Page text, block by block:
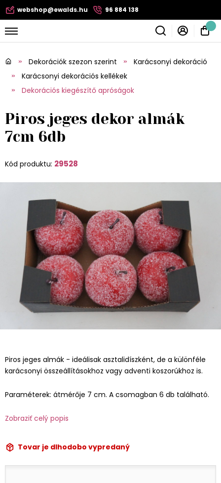
webshop@ewalds.hu 96 884 138
Dekorációk szezon szerint
Karácsonyi dekoráció
Karácsonyi dekorációs kellékek
Dekorációs kiegészítő apróságok
Piros jeges dekor almák
7cm 6db
Kód produktu: 29528
Piros jeges almák - ideálisak asztalidíszként, de a különféle
karácsonyi összeállításokhoz vagy adventi koszorúkhoz is.
Paraméterek: átmérője 7 cm. A csomagban 6 db található.
Zobraziť celý popis
Tovar je dlhodobo vypredaný